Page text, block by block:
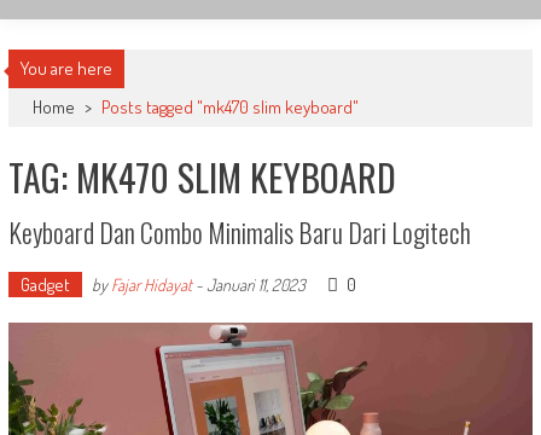
You are here
Home > Posts tagged "mk470 slim keyboard"
TAG: MK470 SLIM KEYBOARD
Keyboard Dan Combo Minimalis Baru Dari Logitech
Gadget byFajar Hidayat-Januari 11, 2023 0